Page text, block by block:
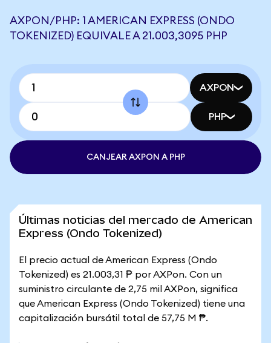
AXPON/PHP: 1 AMERICAN EXPRESS (ONDO
TOKENIZED) EQUIVALE A 21.003,3095 PHP
AXPON
PHP
CANJEAR AXPON A PHP
Últimas noticias del mercado de American
Express (Ondo Tokenized)
El precio actual de American Express (Ondo
Tokenized) es 21.003,31 ₱ por AXPon. Con un
suministro circulante de 2,75 mil AXPon, significa
que American Express (Ondo Tokenized) tiene una
capitalización bursátil total de 57,75 M ₱.